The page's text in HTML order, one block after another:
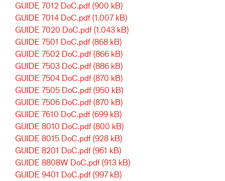
GUIDE 7012 DoC.pdf (900 kB)
GUIDE 7014 DoC.pdf (1.007 kB)
GUIDE 7020 DoC.pdf (1.043 kB)
GUIDE 7501 DoC.pdf (868 kB)
GUIDE 7502 DoC.pdf (866 kB)
GUIDE 7503 DoC.pdf (886 kB)
GUIDE 7504 DoC.pdf (870 kB)
GUIDE 7505 DoC.pdf (950 kB)
GUIDE 7506 DoC.pdf (870 kB)
GUIDE 7610 DoC.pdf (699 kB)
GUIDE 8010 DoC.pdf (800 kB)
GUIDE 8015 DoC.pdf (928 kB)
GUIDE 8201 DoC.pdf (961 kB)
GUIDE 8808W DoC.pdf (913 kB)
GUIDE 9401 DoC.pdf (997 kB)